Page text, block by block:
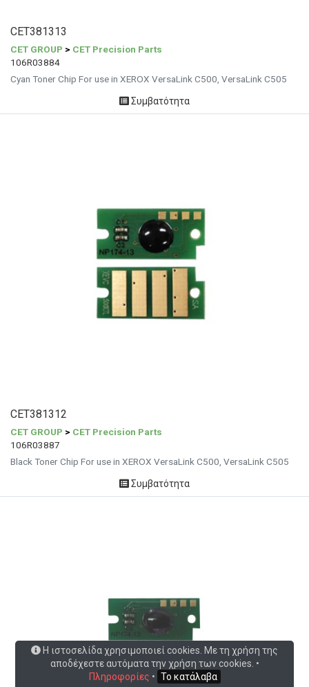
CET381313
CET GROUP > CET Precision Parts
106R03884
Cyan Toner Chip For use in XEROX VersaLink C500, VersaLink C505
Συμβατότητα
CET381312
CET GROUP > CET Precision Parts
106R03887
Black Toner Chip For use in XEROX VersaLink C500, VersaLink C505
Συμβατότητα
Η ιστοσελίδα χρησιμοποιεί cookies. Με τη χρήση της
αποδέχεστε αυτόματα την χρήση των cookies. •
Πληροφορίες • Το κατάλαβα